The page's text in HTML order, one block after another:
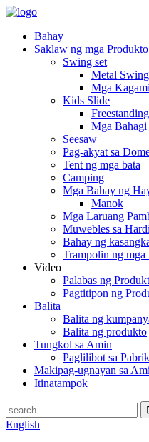
Bahay
Saklaw ng mga Produkto
Swing set
Metal Swing
Mga
Kids Slide
Mga
Seesaw
Pag-akyat sa
Tent ng mga bata
Camping
Mga Bahay ng
Manok
Mga Laruang
Muwebles sa
Bahay ng
Trampolin ng mga
Video
Palabas ng
Pagtitipon ng
Balita
Balita ng
Balita ng produkto
Tungkol sa Amin
Paglilibot sa
Makipag-ugnayan sa
Itinatampok
English